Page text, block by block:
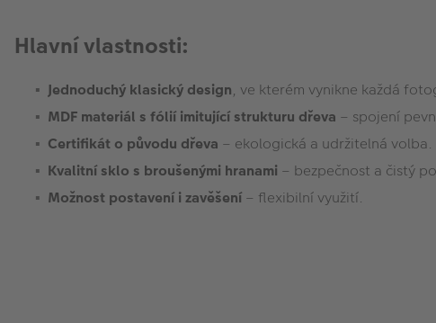
Hlavní vlastnosti:
Jednoduchý klasický design, ve kterém vynikne každá
MDF materiál s fólií imitující strukturu dřeva – spojení
Certifikát o původu dřeva – ekologická a udržitelná volba.
Kvalitní sklo s broušenými hranami – bezpečnost a čistý
Možnost postavení i zavěšení – flexibilní využití.